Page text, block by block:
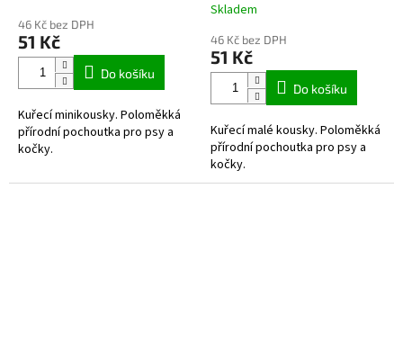
produktu
je
hvězdiček.
46 Kč bez DPH
51 Kč
Do košíku
Kuřecí minikousky. Poloměkká
přírodní pochoutka pro psy a
kočky.
Skladem
46 Kč bez DPH
51 Kč
Do košíku
Kuřecí malé kousky. Poloměkká
přírodní pochoutka pro psy a
kočky.